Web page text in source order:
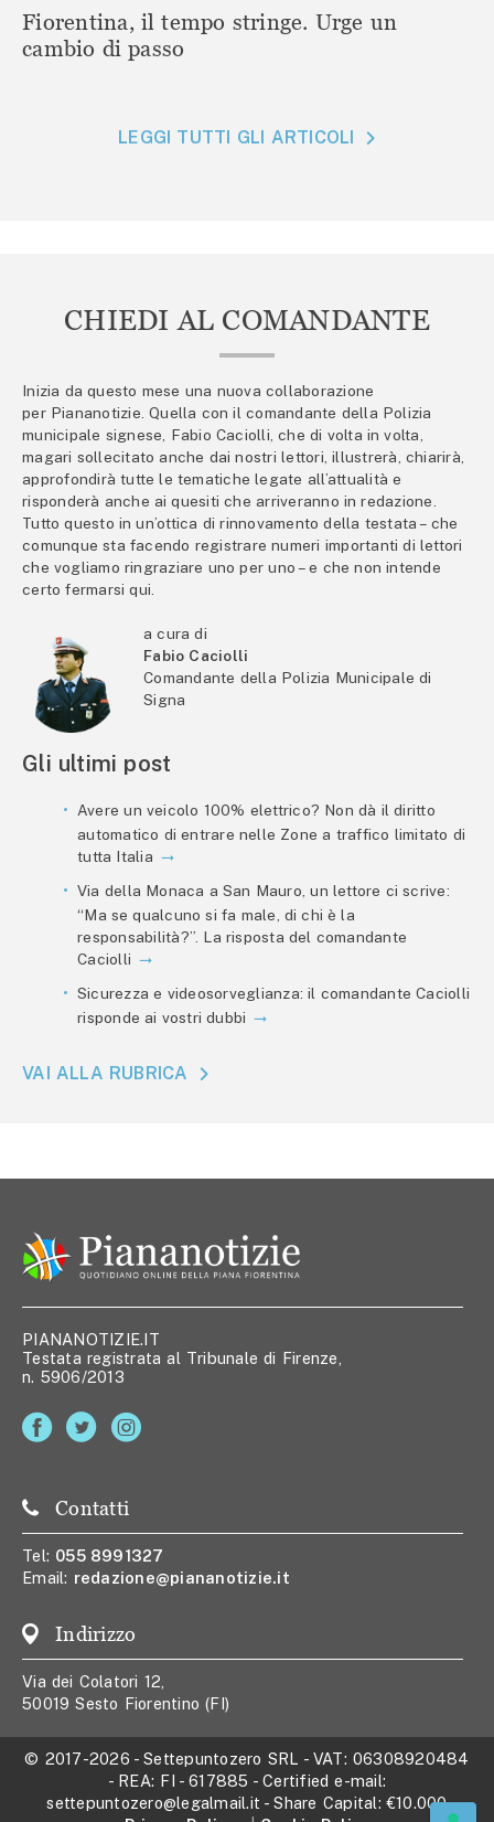
Fiorentina, il tempo stringe. Urge un
cambio di passo
LEGGI TUTTI GLI ARTICOLI
CHIEDI AL COMANDANTE
Inizia da questo mese una nuova collaborazione
per Piananotizie. Quella con il comandante della Polizia
municipale signese, Fabio Caciolli, che di volta in volta,
magari sollecitato anche dai nostri lettori, illustrerà, chiarirà,
approfondirà tutte le tematiche legate all’attualità e
risponderà anche ai quesiti che arriveranno in redazione.
Tutto questo in un’ottica di rinnovamento della testata – che
comunque sta facendo registrare numeri importanti di lettori
che vogliamo ringraziare uno per uno – e che non intende
certo fermarsi qui.
a cura di
Fabio Caciolli
Comandante della Polizia Municipale di
Signa
Gli ultimi post
Avere un veicolo 100% elettrico? Non dà il diritto
automatico di entrare nelle Zone a traffico limitato di
tutta Italia
Via della Monaca a San Mauro, un lettore ci scrive:
“Ma se qualcuno si fa male, di chi è la
responsabilità?”. La risposta del comandante
Caciolli
Sicurezza e videosorveglianza: il comandante Caciolli
risponde ai vostri dubbi
VAI ALLA RUBRICA
PIANANOTIZIE.IT
Testata registrata al Tribunale di Firenze,
n. 5906/2013
Contatti
Tel: 055 8991327
Email: redazione@piananotizie.it
Indirizzo
Via dei Colatori 12,
50019 Sesto Fiorentino (FI)
© 2017-2026 -Settepuntozero SRL - VAT: 06308920484
- REA: FI - 617885 - Certified e-mail:
settepuntozero@legalmail.it - Share Capital:€10.000